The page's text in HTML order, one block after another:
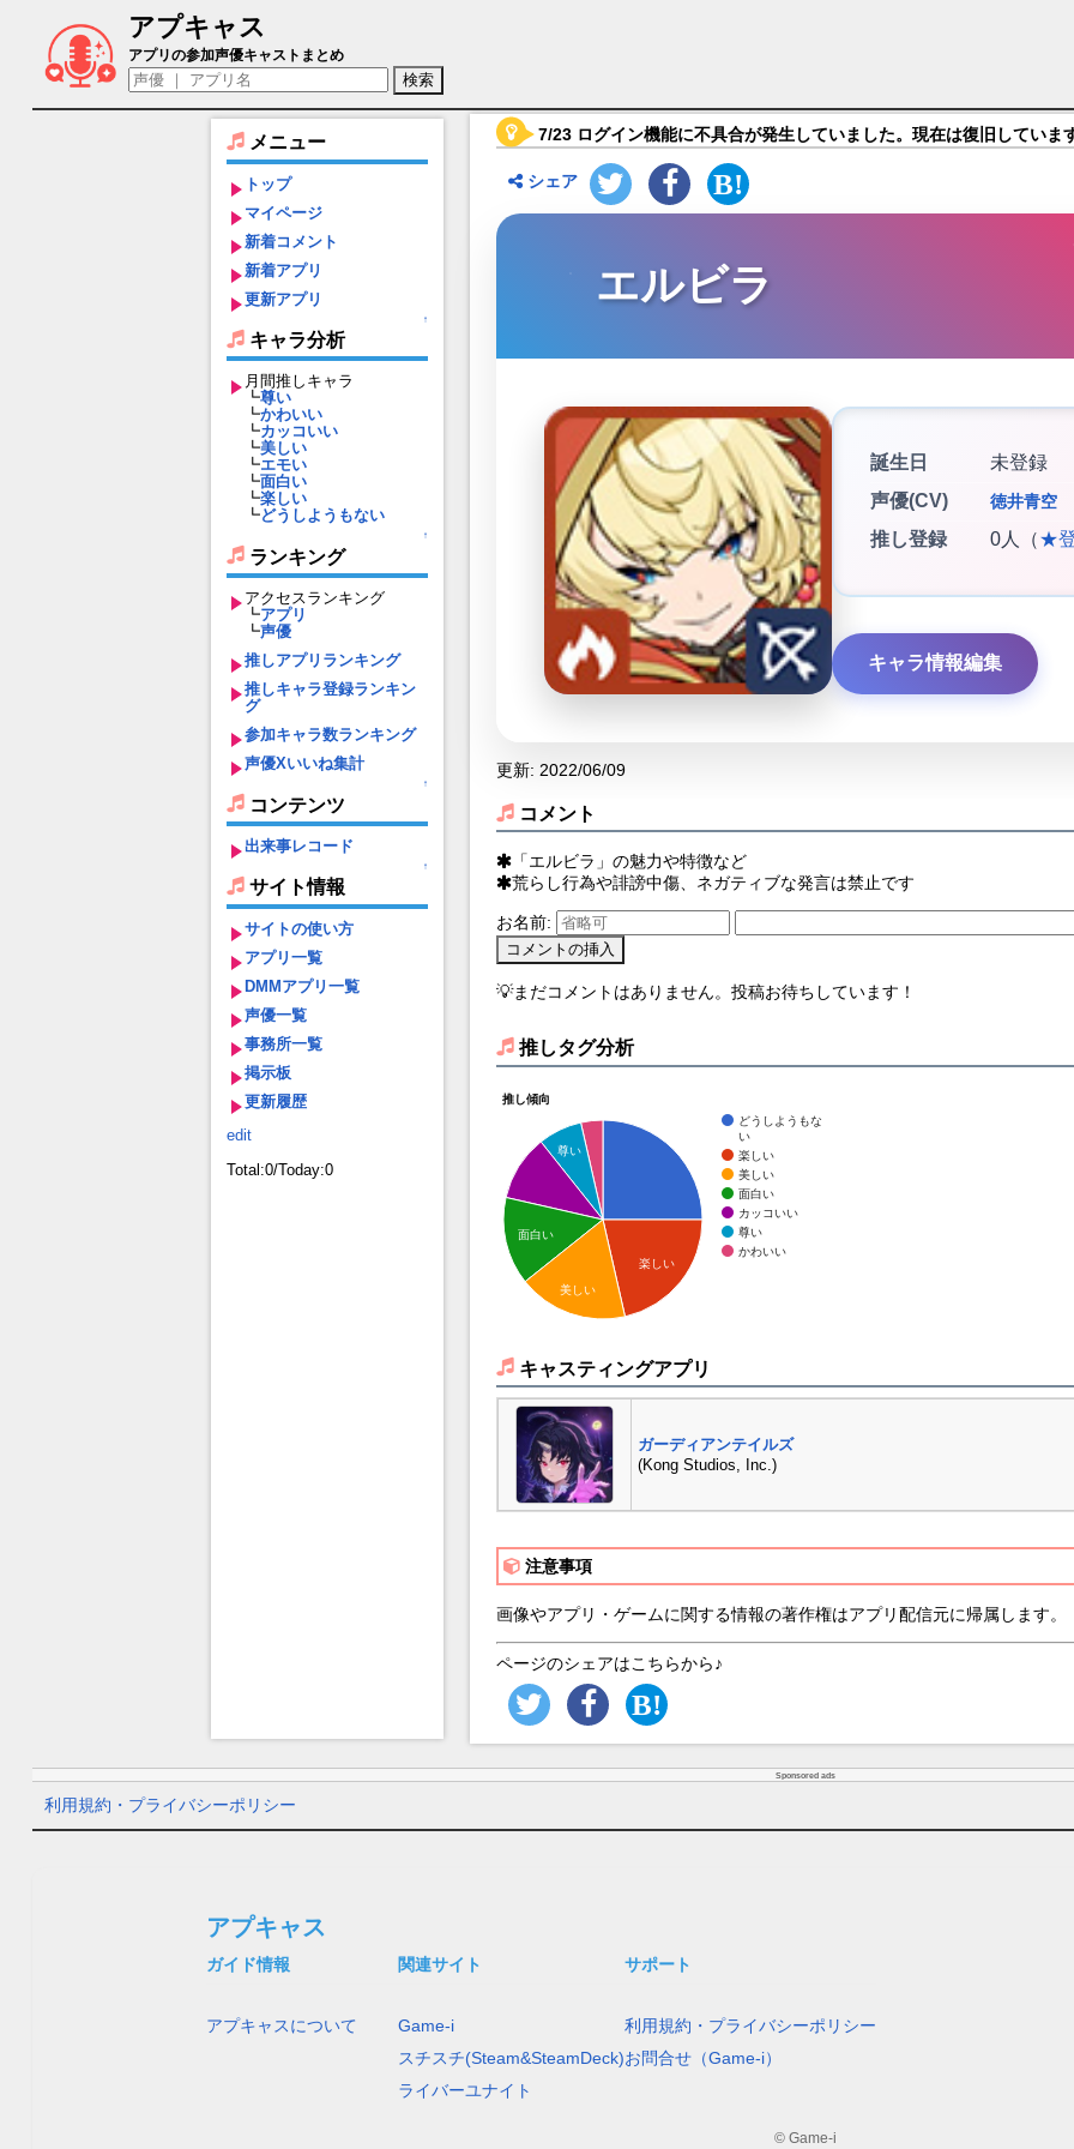
アプキャス
エルビラ（声優：徳井青空)【ガーディアンテイルズ】キャラ紹介
アプリの参加声優キャストまとめ
メニュー
トップ
マイページ
新着コメント
新着アプリ
更新アプリ
↑
キャラ分析
月間推しキャラ
┗尊い
┗かわいい
┗カッコいい
┗美しい
┗エモい
┗面白い
┗楽しい
┗どうしようもない
↑
ランキング
アクセスランキング
┗アプリ
┗声優
推しアプリランキング
推しキャラ登録ランキン
グ
参加キャラ数ランキング
声優Xいいね集計
↑
コンテンツ
出来事レコード
↑
サイト情報
サイトの使い方
アプリ一覧
DMMアプリ一覧
声優一覧
事務所一覧
掲示板
更新履歴
edit
Total:0/Today:0
7/23 ログイン機能に不具合が発生していました。現在は復旧していま
シェア
エルビラ
誕生日
未登録
声優(CV)
徳井青空
推し登録 0人（★
キャラ情報編集
更新: 2022/06/09
コメント
「エルビラ」の魅力や特徴など
荒らし行為や誹謗中傷、ネガティブな発言は禁止です
お名前:
💡まだコメントはありません。投稿お待ちしています！
推しタグ分析
推し傾向
どうしようもな
い
楽しい
美しい
面白い
カッコいい
尊い
かわいい
楽しい
尊い
面白い
美しい
キャスティングアプリ
ガーディアンテイルズ
(Kong Studios, Inc.)
注意事項
画像やアプリ・ゲームに関する情報の著作権はアプリ配信元に帰属します。
ページのシェアはこちらから♪
Sponsored ads
利用規約・プライバシーポリシー
アプキャス
ガイド情報
アプキャスについて
関連サイト
Game-i
スチスチ(Steam&SteamDeck)
ライバーユナイト
サポート
利用規約・プライバシーポリシー
お問合せ（Game-i）
© Game-i